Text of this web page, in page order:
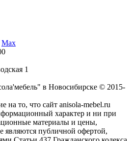
Max
1
в Новосибирске © 2015-
то, что сайт anisola-mebel.ru
характер и ни при
материалы и цены,
являются публичной офертой,